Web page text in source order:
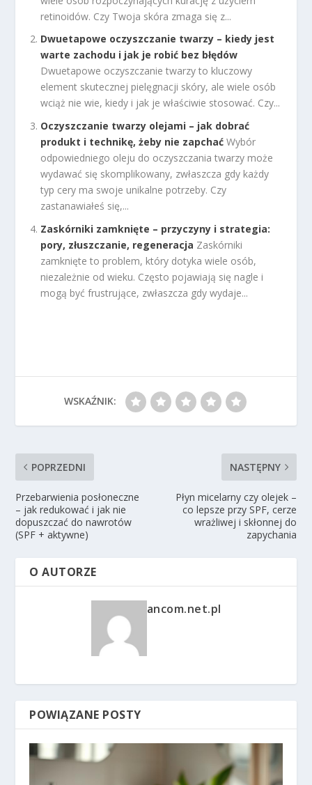
retinoidów. Czy Twoja skóra zmaga się z...
Dwuetapowe oczyszczanie twarzy – kiedy jest
warte zachodu i jak je robić bez błędów
Dwuetapowe oczyszczanie twarzy to kluczowy
element skutecznej pielęgnacji skóry, ale wiele osób
wciąż nie wie, kiedy i jak je właściwie stosować. Czy...
Oczyszczanie twarzy olejami – jak dobrać
produkt i technikę, żeby nie zapchać Wybór
odpowiedniego oleju do oczyszczania twarzy może
wydawać się skomplikowany, zwłaszcza gdy każdy
typ cery ma swoje unikalne potrzeby. Czy
zastanawiałeś się,...
Zaskórniki zamknięte – przyczyny i strategia:
pory, złuszczanie, regeneracja Zaskórniki
zamknięte to problem, który dotyka wiele osób,
niezależnie od wieku. Często pojawiają się nagle i
mogą być frustrujące, zwłaszcza gdy wydaje...
WSKAŹNIK:
POPRZEDNI
Przebarwienia posłoneczne
– jak redukować i jak nie
dopuszczać do nawrotów
(SPF + aktywne)
NASTĘPNY
Płyn micelarny czy olejek –
co lepsze przy SPF, cerze
wrażliwej i skłonnej do
zapychania
O AUTORZE
ancom.net.pl
POWIĄZANE POSTY